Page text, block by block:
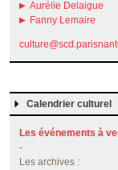
Aurélie Delaigue
Fanny Lemaire
Calendrier culturel
Les événements à
-
Les archives :